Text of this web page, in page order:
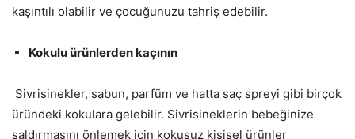
kaşıntılı olabilir ve çocuğunuzu tahriş edebilir.
Kokulu ürünlerden kaçının
Sivrisinekler, sabun, parfüm ve hatta saç spreyi gibi birçok
üründeki kokulara gelebilir. Sivrisineklerin bebeğinize
saldırmasını önlemek için kokusuz kişisel ürünler